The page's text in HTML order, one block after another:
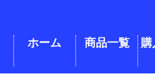
ホーム 商品一覧 購